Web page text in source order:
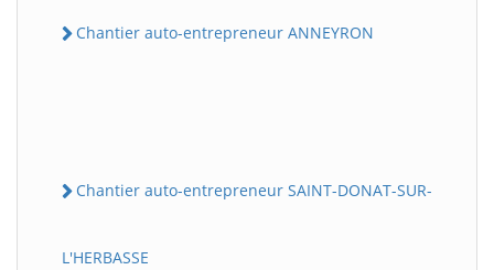
Chantier auto-entrepreneur ANNEYRON
Chantier auto-entrepreneur SAINT-DONAT-SUR-
L'HERBASSE